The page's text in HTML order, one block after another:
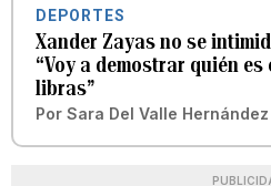
DEPORTES
Xander Zayas no se
“Voy a demostrar quién
libras”
Por Sara Del Valle Hernández